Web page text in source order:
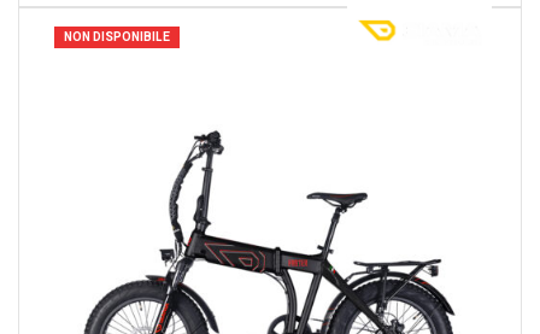
NON DISPONIBILE